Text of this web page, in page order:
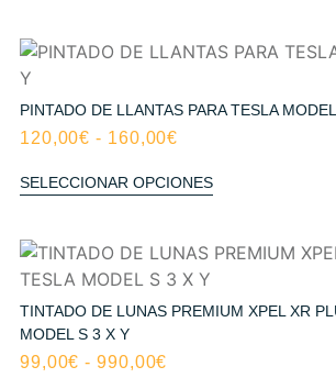
PINTADO DE LLANTAS PARA TESLA
120,00€ - 160,00€
SELECCIONAR OPCIONES
TINTADO DE LUNAS PREMIUM XPEL XR
MODEL S 3 X Y
99,00€ - 990,00€